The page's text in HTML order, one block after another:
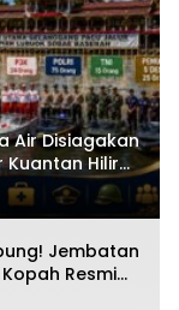
Air Disiagakan
Hilir
Jembatan
Resmi
Tak